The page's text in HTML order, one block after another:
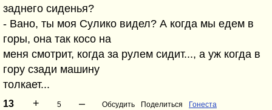
заднего сиденья?
- Вано, ты моя Сулико видел? А когда мы едем в
горы, она так косо на
меня смотрит, когда за рулем сидит..., а уж когда в
гору сзади машину
толкает...
13 + 5 – Обсудить Поделиться Гонеста